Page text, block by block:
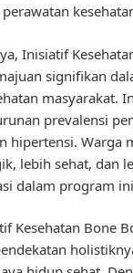
Inisiatif
signifikan
masyarakat.
prevalensi
hipertensi. Warga
lebih sehat, dan
dalam program
Kesehatan Bone